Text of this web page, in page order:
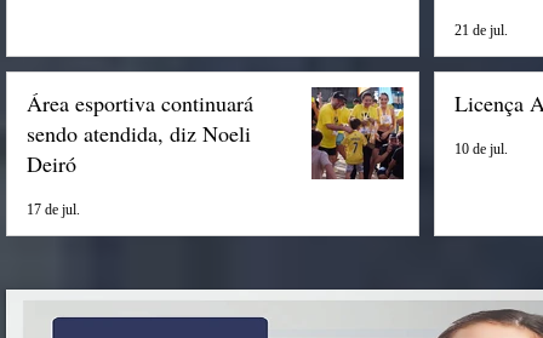
21 de jul.
Área esportiva continuará
sendo atendida, diz Noeli
Deiró
17 de jul.
Licença
10 de jul.